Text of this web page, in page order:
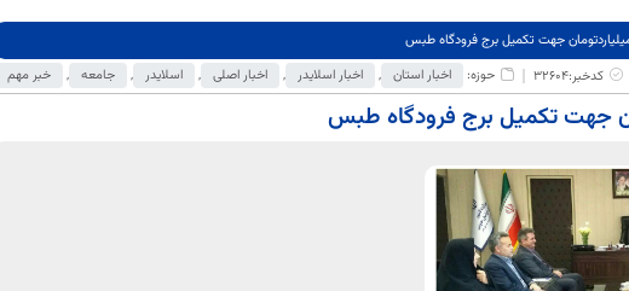
کدخبر:32604 حوزه: اخبار استان , اخبار اسلایدر , اخبار اصلی , اسلایدر , جامعه , خبر مهم